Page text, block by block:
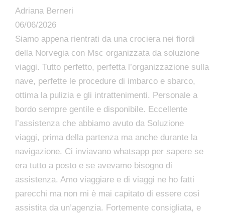
Adriana Berneri
06/06/2026
Siamo appena rientrati da una crociera nei fiordi
della Norvegia con Msc organizzata da soluzione
viaggi. Tutto perfetto, perfetta l’organizzazione sulla
nave, perfette le procedure di imbarco e sbarco,
ottima la pulizia e gli intrattenimenti. Personale a
bordo sempre gentile e disponibile. Eccellente
l’assistenza che abbiamo avuto da Soluzione
viaggi, prima della partenza ma anche durante la
navigazione. Ci inviavano whatsapp per sapere se
era tutto a posto e se avevamo bisogno di
assistenza. Amo viaggiare e di viaggi ne ho fatti
parecchi ma non mi è mai capitato di essere così
assistita da un’agenzia. Fortemente consigliata, e